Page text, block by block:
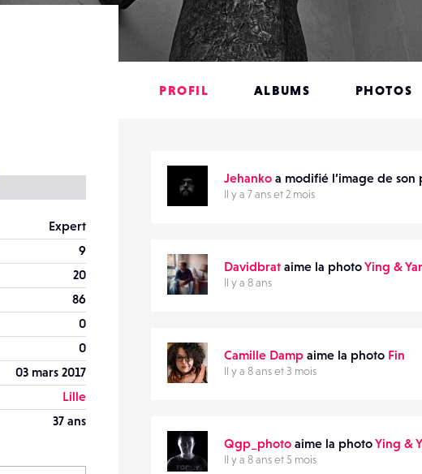
Expert
9
20
86
0
0
03 mars 2017
Lille
37 ans
PROFIL ALBUMS PHOTOS
Jehanko a modifié l’image de son
Il y a 7 ans et 2 mois
Davidbrat aime la photoYing &
Il y a 8 ans
Camille Damp aime la photo Fin
Il y a 8 ans et 3 mois
Qgp_photo aime la photoYing &
Il y a 8 ans et 5 mois